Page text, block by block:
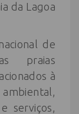
da Lagoa
de
praias
à
serviços,